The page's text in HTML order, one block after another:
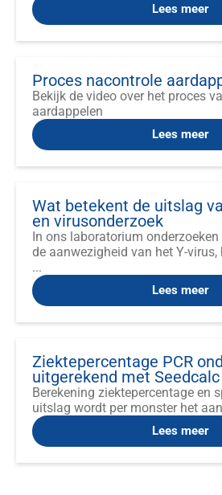
Lees meer
Proces nacontrole
Bekijk de video over het proces
aardappelen
Lees meer
Wat betekent de uitslag
en virusonderzoek
In ons laboratorium
de aanwezigheid van het Y-
...
Lees meer
Ziektepercentage PCR
uitgerekend met Seedcalc
Berekening ziektepercentage en
uitslag wordt per monster het
Lees meer